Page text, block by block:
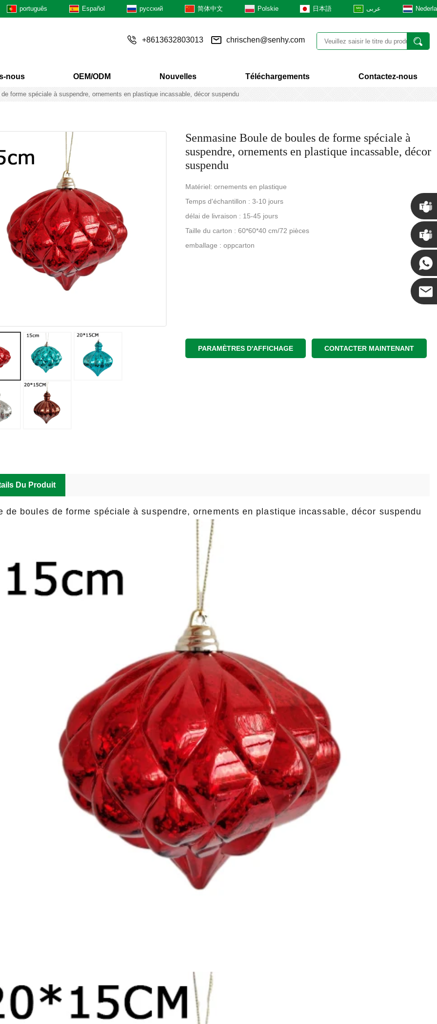
português Español русский 简体中文 Polskie 日本語 عربى
+8613632803013 chrischen@senhy.com
nous OEM/ODM Nouvelles Téléchargements Contactez-nous
forme spéciale à suspendre, ornements en plastique incassable, décor suspendu
Senmasine Boule de boules de forme spéciale à
suspendre, ornements en plastique incassable, décor
suspendu
Matériel: ornements en plastique
Temps d'échantillon : 3-10 jours
délai de livraison : 15-45 jours
Taille du carton : 60*60*40 cm/72 pièces
emballage : oppcarton
PARAMÈTRES D'AFFICHAGE CONTACTER MAINTENANT
Du Produit
de boules de forme spéciale à suspendre, ornements en plastique incassable, décor suspendu
Chris
Kenny